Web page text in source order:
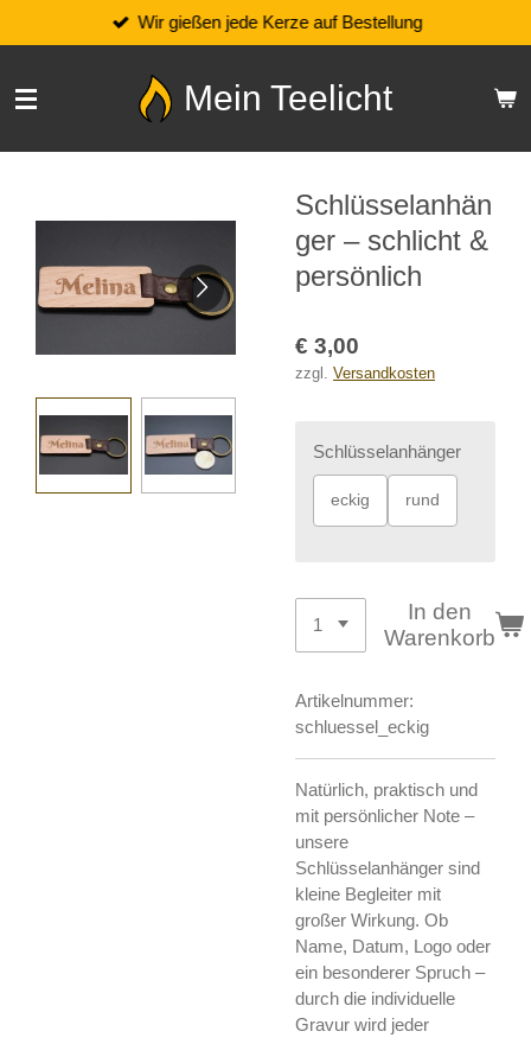
Hauptinhalt
Wir gießen jede Kerze auf Bestellung
Mein Teelicht
Schlüsselanhän
ger – schlicht &
persönlich
€ 3,00
zzgl. Versandkosten
Schlüsselanhänger
eckig rund
In den
Warenkorb
Artikelnummer:
schluessel_eckig
Natürlich, praktisch und
mit persönlicher Note –
unsere
Schlüsselanhänger sind
kleine Begleiter mit
großer Wirkung. Ob
Name, Datum, Logo oder
ein besonderer Spruch –
durch die individuelle
Gravur wird jeder